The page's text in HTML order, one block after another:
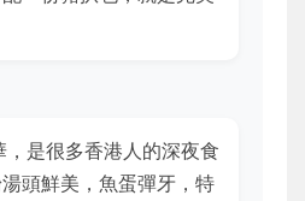
是很多香港人的深夜食
頭鮮美，魚蛋彈牙，特